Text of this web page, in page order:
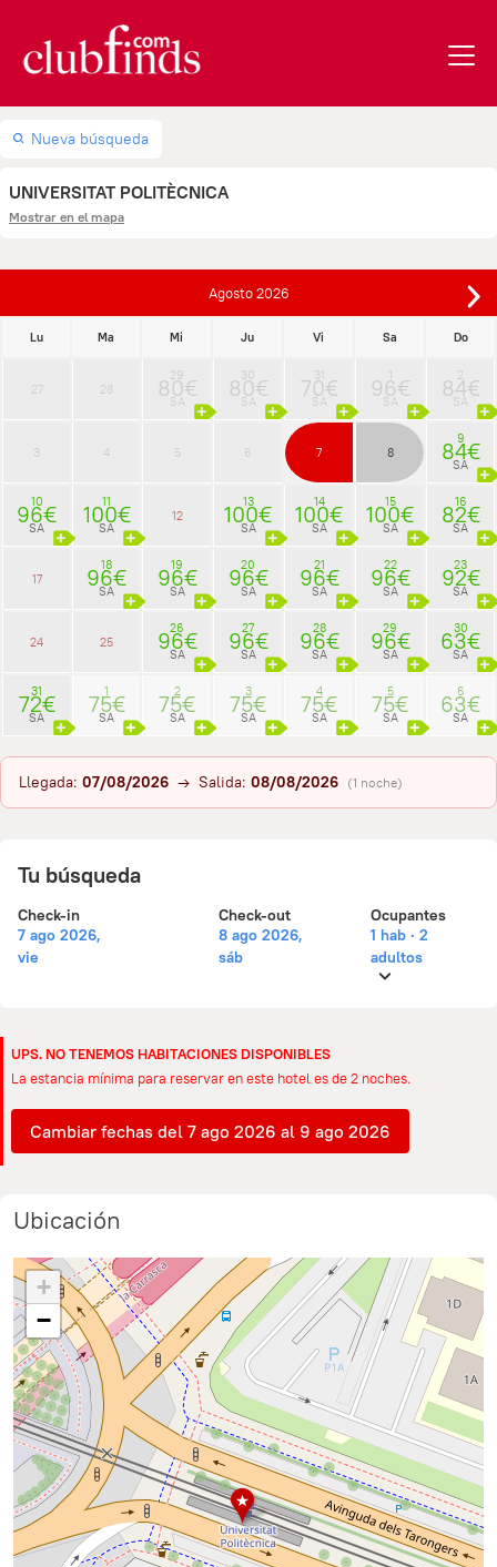
Nueva búsqueda
UNIVERSITAT POLITÈCNICA
Mostrar en el mapa
Agosto 2026
Lu Ma Mi Ju Vi Sa Do
27 28
29
80€
SA
30
80€
SA
31
70€
SA
1
96€
SA
2
84€
SA
3 4 5 6 7 8
9
84€
SA
10
96€
SA
11
100€
SA
12
13
100€
SA
14
100€
SA
15
100€
SA
16
82€
SA
17
18
96€
SA
19
96€
SA
20
96€
SA
21
96€
SA
22
96€
SA
23
92€
SA
24 25
26
96€
SA
27
96€
SA
28
96€
SA
29
96€
SA
30
63€
SA
31
72€
SA
1
75€
SA
2
75€
SA
3
75€
SA
4
75€
SA
5
75€
SA
6
63€
SA
Llegada: 07/08/2026 → Salida: 08/08/2026 (1 noche)
Tu búsqueda
Check-in
7 ago 2026,
vie
Check-out
8 ago 2026,
sáb
Ocupantes
1 hab · 2
adultos
UPS. NO TENEMOS HABITACIONES DISPONIBLES
La estancia mínima para reservar en este hotel es de 2 noches.
Cambiar fechas del 7 ago 2026 al 9 ago 2026
Ubicación
+
−